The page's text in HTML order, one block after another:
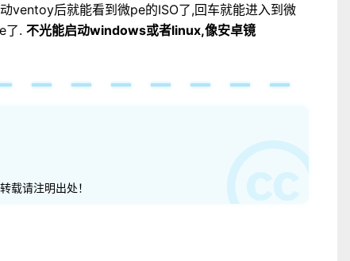
ventoy后就能看到微pe的ISO了,回车就能进入到微
了.不光能启动windows或者linux,像安卓镜
载请注明出处！